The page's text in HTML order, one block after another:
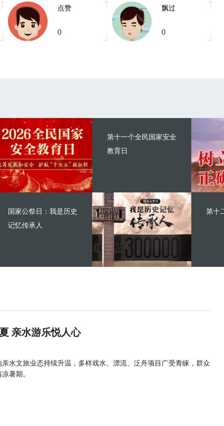
点赞
0
飘过
0
第十一个全民国家安全
教育日
国家公祭日：我是历史
记忆传承人
第十
亲水游乐悦人心
水文旅业态持续升温，多样戏水、漂流、泛舟项目广受青睐，群众
暑期。